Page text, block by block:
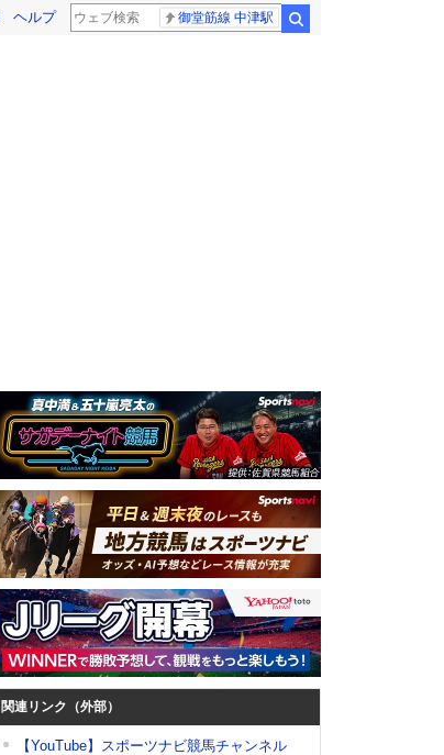
ヘルプ 御堂筋線 中津駅
関連リンク（外部）
【YouTube】スポーツナビ競馬チャンネル